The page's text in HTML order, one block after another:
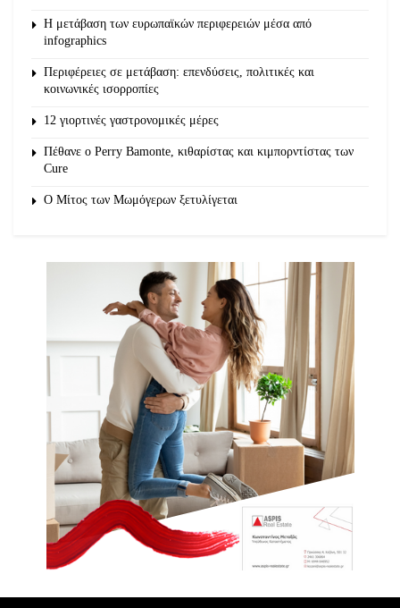
Η μετάβαση των ευρωπαϊκών περιφερειών μέσα από
infographics
Περιφέρειες σε μετάβαση: επενδύσεις, πολιτικές και
κοινωνικές ισορροπίες
12 γιορτινές γαστρονομικές μέρες
Πέθανε ο Perry Bamonte, κιθαρίστας και κιμπορντίστας των
Cure
O Μίτος των Μωμόγερων ξετυλίγεται